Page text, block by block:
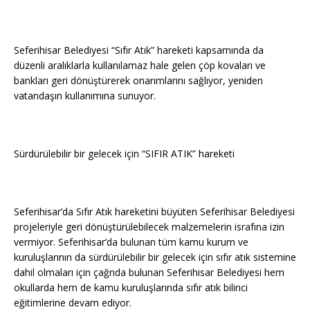
Seferihisar Belediyesi “Sıfır Atık” hareketi kapsamında da
düzenli aralıklarla kullanılamaz hale gelen çöp kovaları ve
bankları geri dönüştürerek onarımlarını sağlıyor, yeniden
vatandaşın kullanımına sunuyor.
Sürdürülebilir bir gelecek için “SIFIR ATIK” hareketi
Seferihisar’da Sıfır Atık hareketini büyüten Seferihisar Belediyesi
projeleriyle geri dönüştürülebilecek malzemelerin israfına izin
vermiyor. Seferihisar’da bulunan tüm kamu kurum ve
kuruluşlarının da sürdürülebilir bir gelecek için sıfır atık sistemine
dahil olmaları için çağrıda bulunan Seferihisar Belediyesi hem
okullarda hem de kamu kuruluşlarında sıfır atık bilinci
eğitimlerine devam ediyor.